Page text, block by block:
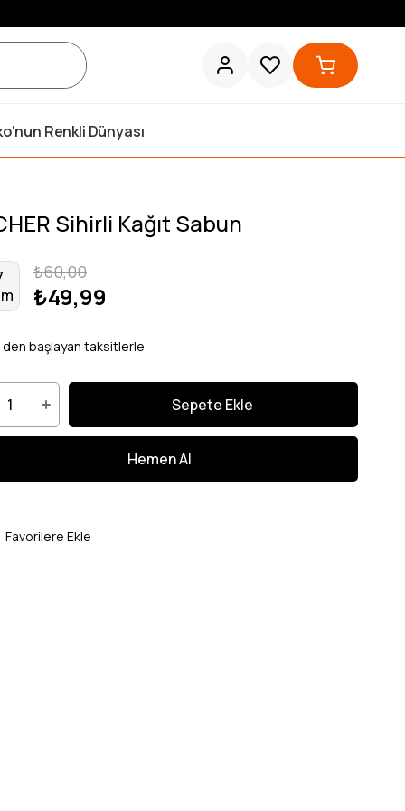
Renkli Dünyası
Sihirli Kağıt Sabun
₺60,00
₺49,99
başlayan taksitlerle
Favorilere Ekle